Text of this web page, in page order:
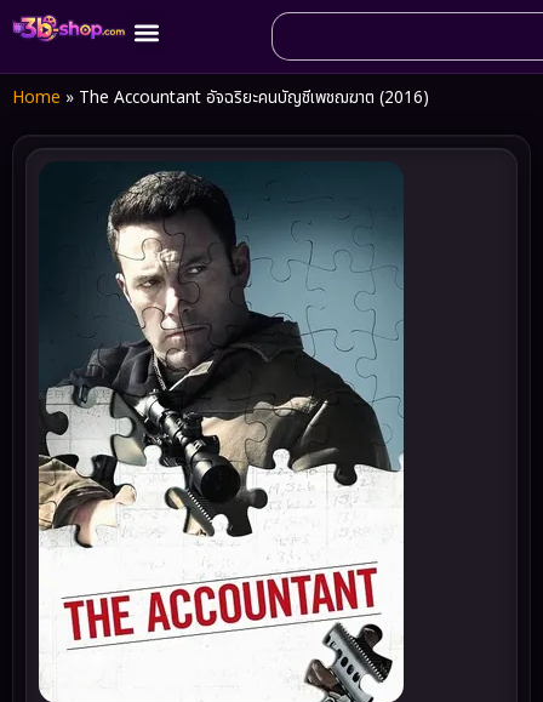
Home » The Accountant อัจฉริยะคนบัญชีเพชฌฆาต (2016)